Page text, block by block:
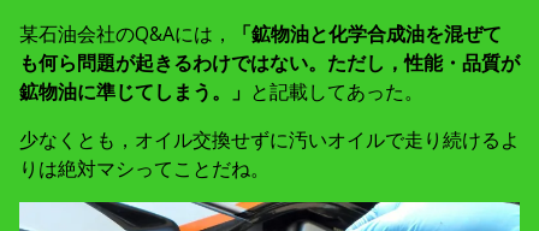
某石油会社のQ&Aには，
「鉱物油と化学合成油を混ぜて
も何ら問題が起きるわけではない。ただし，性能・品質が
鉱物油に準じてしまう。」 と記載してあった。
少なくとも，オイル交換せずに汚いオイルで走り続けるよ
りは絶対マシってことだね。